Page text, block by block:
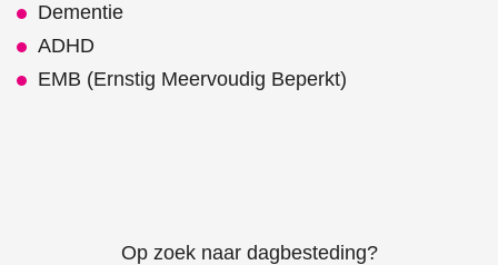
Dementie
ADHD
EMB (Ernstig Meervoudig Beperkt)
Op zoek naar dagbesteding?